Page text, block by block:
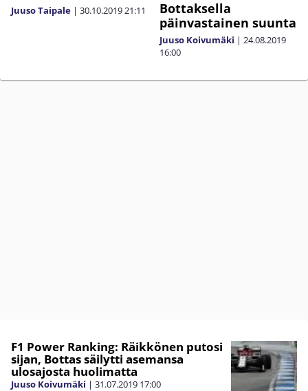
Juuso Taipale | 30.10.201921:11
Bottaksella
päinvastainen suunta
Juuso Koivumäki | 24.08.2019
16:00
F1 Power Ranking: Räikkönen putosi
sijan, Bottas säilytti asemansa
ulosajosta huolimatta
Juuso Koivumäki | 31.07.2019 17:00